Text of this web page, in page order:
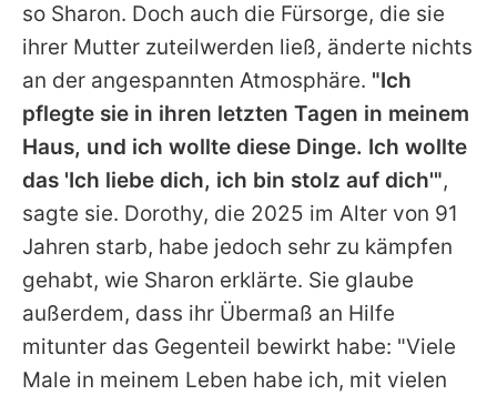
so Sharon. Doch auch die Fürsorge, die sie
ihrer Mutter zuteilwerden ließ, änderte nichts
an der angespannten Atmosphäre. "Ich
pflegte sie in ihren letzten Tagen in meinem
Haus, und ich wollte diese Dinge. Ich wollte
das 'Ich liebe dich, ich bin stolz auf dich'",
sagte sie. Dorothy, die 2025 im Alter von 91
Jahren starb, habe jedoch sehr zu kämpfen
gehabt, wie Sharon erklärte. Sie glaube
außerdem, dass ihr Übermaß an Hilfe
mitunter das Gegenteil bewirkt habe: "Viele
Male in meinem Leben habe ich, mit vielen